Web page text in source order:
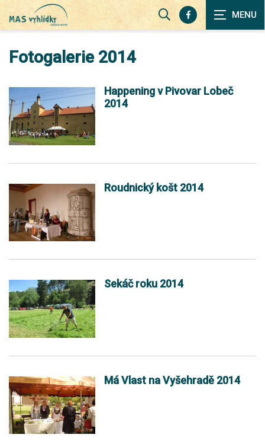
Zobrazit
Fotogalerie 2014
Happening v Pivovar Lobeč
2014
Roudnický košt 2014
Sekáč roku 2014
Má Vlast na Vyšehradě 2014